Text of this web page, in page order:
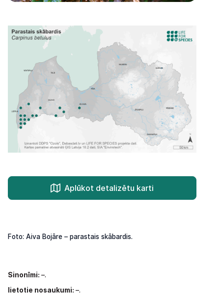
Aplūkot detalizētu karti
Foto: Aiva Bojāre – parastais skābardis.
Sinonīmi: –.
lietotie nosaukumi: –.